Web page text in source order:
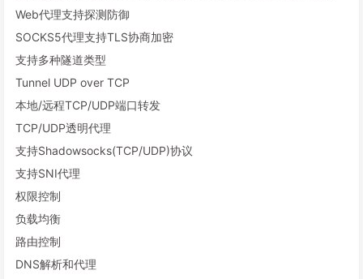
Web代理支持探测防御
SOCKS5代理支持TLS协商加密
支持多种隧道类型
Tunnel UDP over TCP
本地/远程TCP/UDP端口转发
TCP/UDP透明代理
支持Shadowsocks(TCP/UDP)协议
支持SNI代理
权限控制
负载均衡
路由控制
DNS解析和代理